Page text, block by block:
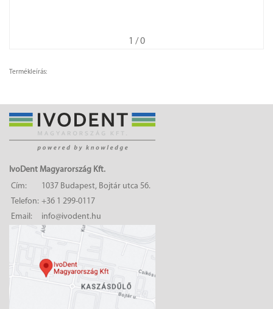
1 / 0
Termékleírás:
IvoDent Magyarország Kft.
Cím:
1037 Budapest, Bojtár utca 56.
Telefon: +36 1 299-0117
Email:
info@ivodent.hu